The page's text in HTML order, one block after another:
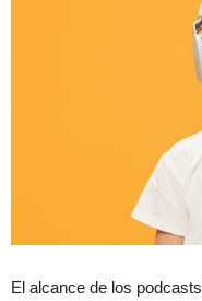
El alcance de los podcasts